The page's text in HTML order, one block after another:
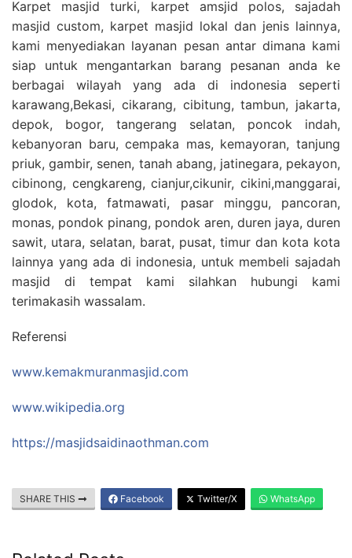
Karpet masjid turki, karpet amsjid polos, sajadah
masjid custom, karpet masjid lokal dan jenis lainnya,
kami menyediakan layanan pesan antar dimana kami
siap untuk mengantarkan barang pesanan anda ke
berbagai wilayah yang ada di indonesia seperti
karawang,Bekasi, cikarang, cibitung, tambun, jakarta,
depok, bogor, tangerang selatan, poncok indah,
kebanyoran baru, cempaka mas, kemayoran, tanjung
priuk, gambir, senen, tanah abang, jatinegara, pekayon,
cibinong, cengkareng, cianjur,cikunir, cikini,manggarai,
glodok, kota, fatmawati, pasar minggu, pancoran,
monas, pondok pinang, pondok aren, duren jaya, duren
sawit, utara, selatan, barat, pusat, timur dan kota kota
lainnya yang ada di indonesia, untuk membeli sajadah
masjid di tempat kami silahkan hubungi kami
terimakasih wassalam.
Referensi
www.kemakmuranmasjid.com
www.wikipedia.org
https://masjidsaidinaothman.com
SHARE THIS Facebook Twitter/X WhatsApp